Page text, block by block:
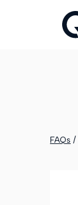
FAQs /